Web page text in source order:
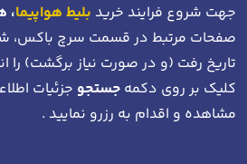
جهت شروع فرایند خرید بلیط هواپیما،
صفحات مرتبط در قسمت سرچ باکس،
تاریخ رفت (و در صورت نیاز برگشت) را
کلیک بر روی دکمه جستجو جزئیات
مشاهده و اقدام به رزرو نمایید .